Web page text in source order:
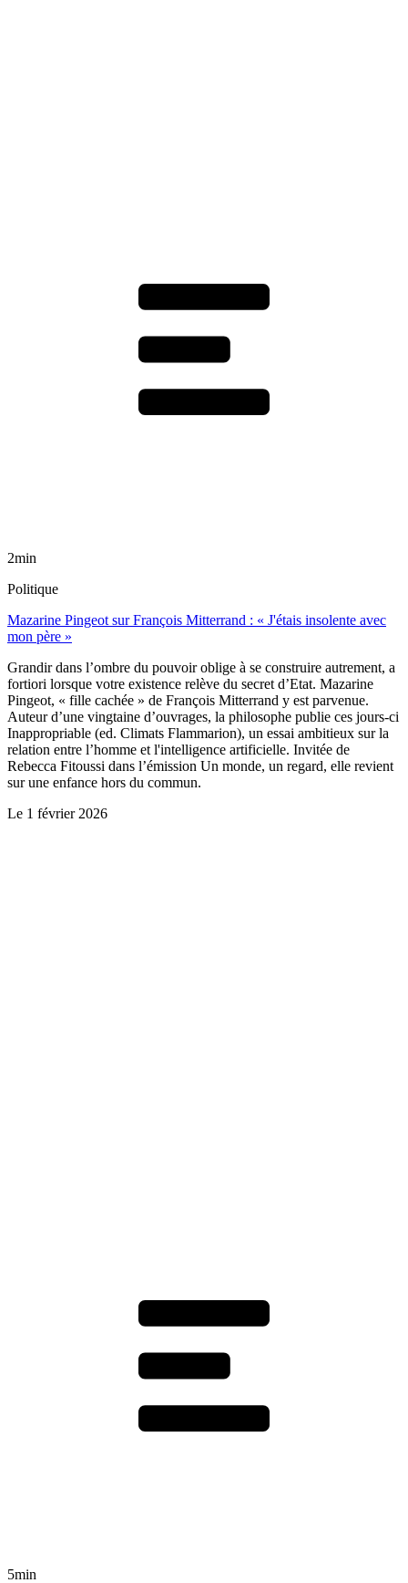
2min
Politique
Mazarine Pingeot sur François Mitterrand : « J'étais insolente avec
mon père »
Grandir dans l’ombre du pouvoir oblige à se construire autrement, a
fortiori lorsque votre existence relève du secret d’Etat. Mazarine
Pingeot, « fille cachée » de François Mitterrand y est parvenue.
Auteur d’une vingtaine d’ouvrages, la philosophe publie ces jours-ci
Inappropriable (ed. Climats Flammarion), un essai ambitieux sur la
relation entre l’homme et l'intelligence artificielle. Invitée de
Rebecca Fitoussi dans l’émission Un monde, un regard, elle revient
sur une enfance hors du commun.
Le 1 février 2026
5min